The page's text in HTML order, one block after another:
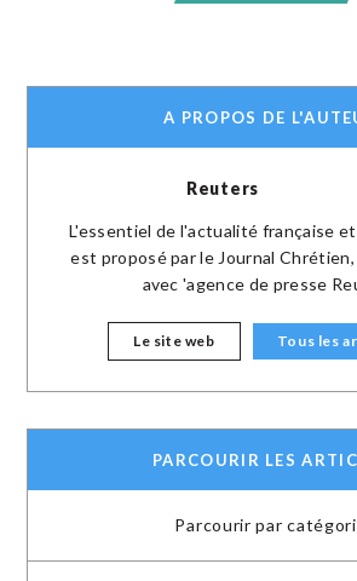
A PROPOS DE
Reuters
L'essentiel de l'actualité française
est proposé par le Journal
avec 'agence de presse
Le site web Tous les
PARCOURIR LES
Parcourir par